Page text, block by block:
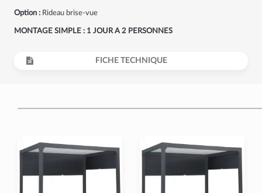
Option : Rideau brise-vue
MONTAGE SIMPLE : 1 JOUR A 2 PERSONNES
FICHE TECHNIQUE